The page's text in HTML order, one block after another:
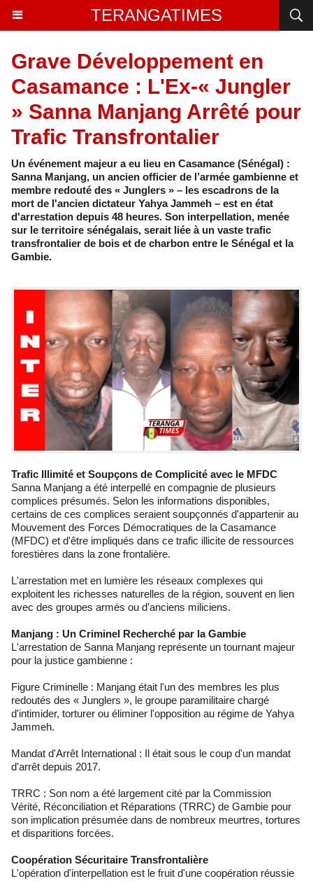
TERANGATIMES
Grave Développement en
Casamance : L'Ex-« Jungler
» Sanna Manjang Arrêté pour
Trafic Transfrontalier
Un événement majeur a eu lieu en Casamance (Sénégal) :
Sanna Manjang, un ancien officier de l’armée gambienne et
membre redouté des « Junglers » – les escadrons de la
mort de l'ancien dictateur Yahya Jammeh – est en état
d'arrestation depuis 48 heures. Son interpellation, menée
sur le territoire sénégalais, serait liée à un vaste trafic
transfrontalier de bois et de charbon entre le Sénégal et la
Gambie.
Trafic Illimité et Soupçons de Complicité avec le MFDC
Sanna Manjang a été interpellé en compagnie de plusieurs
complices présumés. Selon les informations disponibles,
certains de ces complices seraient soupçonnés d'appartenir au
Mouvement des Forces Démocratiques de la Casamance
(MFDC) et d'être impliqués dans ce trafic illicite de ressources
forestières dans la zone frontalière.
L'arrestation met en lumière les réseaux complexes qui
exploitent les richesses naturelles de la région, souvent en lien
avec des groupes armés ou d'anciens miliciens.
Manjang : Un Criminel Recherché par la Gambie
L'arrestation de Sanna Manjang représente un tournant majeur
pour la justice gambienne :
Figure Criminelle : Manjang était l'un des membres les plus
redoutés des « Junglers », le groupe paramilitaire chargé
d'intimider, torturer ou éliminer l'opposition au régime de Yahya
Jammeh.
Mandat d'Arrêt International : Il était sous le coup d'un mandat
d'arrêt depuis 2017.
TRRC : Son nom a été largement cité par la Commission
Vérité, Réconciliation et Réparations (TRRC) de Gambie pour
son implication présumée dans de nombreux meurtres, tortures
et disparitions forcées.
Coopération Sécuritaire Transfrontalière
L'opération d'interpellation est le fruit d'une coopération réussie